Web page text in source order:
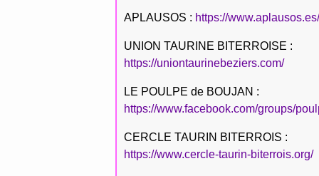
APLAUSOS : https://www.aplausos.es/
UNION TAURINE BITERROISE :
https://uniontaurinebeziers.com/
LE POULPE de BOUJAN :
https://www.facebook.com/groups/
CERCLE TAURIN BITERROIS :
https://www.cercle-taurin-biterrois.org/